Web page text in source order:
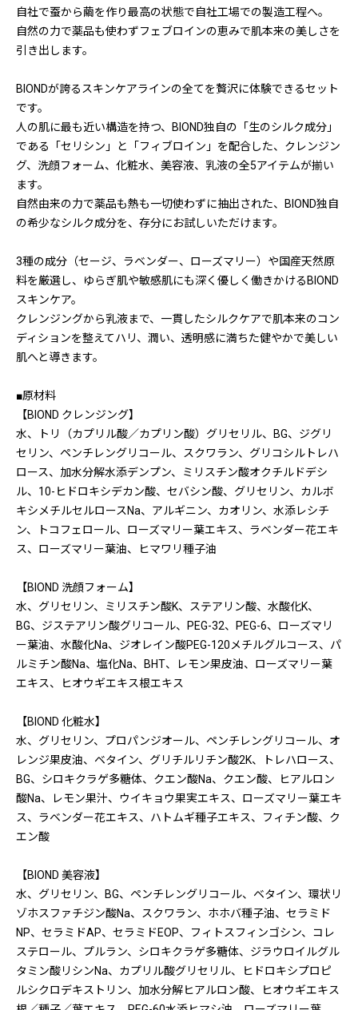
自社で蚕から繭を作り最高の状態で自社工場での製造工程へ。
自然の力で薬品も使わずフェブロインの恵みで肌本来の美しさを
引き出します。
BIONDが誇るスキンケアラインの全てを贅沢に体験できるセット
です。
人の肌に最も近い構造を持つ、BIOND独自の「生のシルク成分」
である「セリシン」と「フィブロイン」を配合した、クレンジン
グ、洗顔フォーム、化粧水、美容液、乳液の全5アイテムが揃い
ます。
自然由来の力で薬品も熱も一切使わずに抽出された、BIOND独自
の希少なシルク成分を、存分にお試しいただけます。
3種の成分（セージ、ラベンダー、ローズマリー）や国産天然原
料を厳選し、ゆらぎ肌や敏感肌にも深く優しく働きかけるBIOND
スキンケア。
クレンジングから乳液まで、一貫したシルクケアで肌本来のコン
ディションを整えてハリ、潤い、透明感に満ちた健やかで美しい
肌へと導きます。
■原材料
【BIOND クレンジング】
水、トリ（カプリル酸／カプリン酸）グリセリル、BG、ジグリ
セリン、ペンチレングリコール、スクワラン、グリコシルトレハ
ロース、加水分解水添デンプン、ミリスチン酸オクチルドデシ
ル、10-ヒドロキシデカン酸、セバシン酸、グリセリン、カルボ
キシメチルセルロースNa、アルギニン、カオリン、水添レシチ
ン、トコフェロール、ローズマリー葉エキス、ラベンダー花エキ
ス、ローズマリー葉油、ヒマワリ種子油
【BIOND 洗顔フォーム】
水、グリセリン、ミリスチン酸K、ステアリン酸、水酸化K、
BG、ジステアリン酸グリコール、PEG-32、PEG-6、ローズマリ
ー葉油、水酸化Na、ジオレイン酸PEG-120メチルグルコース、パ
ルミチン酸Na、塩化Na、BHT、レモン果皮油、ローズマリー葉
エキス、ヒオウギエキス根エキス
【BIOND 化粧水】
水、グリセリン、プロパンジオール、ペンチレングリコール、オ
レンジ果皮油、ベタイン、グリチルリチン酸2K、トレハロース、
BG、シロキクラゲ多糖体、クエン酸Na、クエン酸、ヒアルロン
酸Na、レモン果汁、ウイキョウ果実エキス、ローズマリー葉エキ
ス、ラベンダー花エキス、ハトムギ種子エキス、フィチン酸、ク
エン酸
【BIOND 美容液】
水、グリセリン、BG、ペンチレングリコール、ベタイン、環状リ
ゾホスファチジン酸Na、スクワラン、ホホバ種子油、セラミド
NP、セラミドAP、セラミドEOP、フィトスフィンゴシン、コレ
ステロール、プルラン、シロキクラゲ多糖体、ジラウロイルグル
タミン酸リシンNa、カプリル酸グリセリル、ヒドロキシプロピ
ルシクロデキストリン、加水分解ヒアルロン酸、ヒオウギエキス